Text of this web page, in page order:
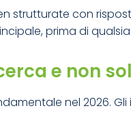
strutturate con
prima di
e non
nel 2026.